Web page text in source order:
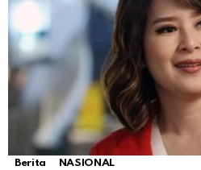
Berita NASIONAL